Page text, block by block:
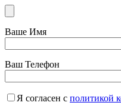
Ваше Имя
Ваш Телефон
Я согласен с политикой